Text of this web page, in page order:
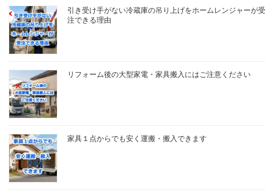
引き受け手がない冷蔵庫の吊り上げをホームレンジャーが受
注できる理由
リフォーム後の大型家電・家具搬入にはご注意ください
家具１点からでも安く運搬・搬入できます